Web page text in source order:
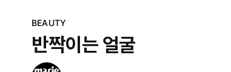
BEAUTY
반짝이는 얼굴